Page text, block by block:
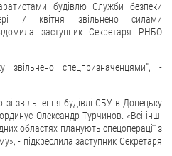
будівлю Служби безпеки
7 квітня звільнено силами
заступник Секретаря РНБО
спецпризначенцями", -
звільнення будівлі СБУ в Донецьку
Олександр Турчинов. «Всі інші
областях планують спецоперації з
- підкреслила заступник Секретаря